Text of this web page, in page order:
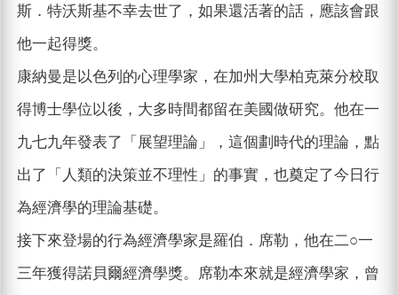
斯．特沃斯基不幸去世了，如果還活著的話，應該會跟
他一起得獎。
康納曼是以色列的心理學家，在加州大學柏克萊分校取
得博士學位以後，大多時間都留在美國做研究。他在一
九七九年發表了「展望理論」，這個劃時代的理論，點
出了「人類的決策並不理性」的事實，也奠定了今日行
為經濟學的理論基礎。
接下來登場的行為經濟學家是羅伯．席勒，他在二○一
三年獲得諾貝爾經濟學獎。席勒本來就是經濟學家，曾